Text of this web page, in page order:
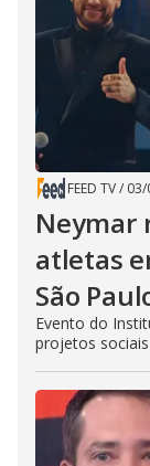
FEED TV/
Neymar
atletas
São
Evento do
projetos